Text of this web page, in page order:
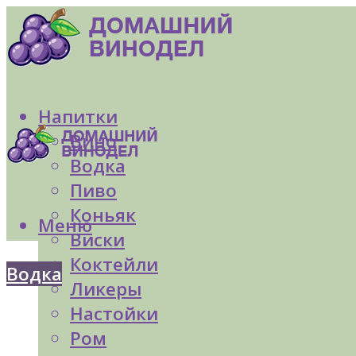
Напитки
Вино
Водка
Пиво
Коньяк
Виски
Коктейли
Ликеры
Настойки
Ром
Меню
Водка